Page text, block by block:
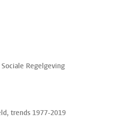
WhatsApp
via Mastodon
Regelgeving
trends 1977-2019